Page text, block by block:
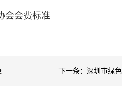
会会费标准